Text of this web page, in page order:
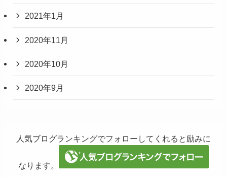
2021年1月
2020年11月
2020年10月
2020年9月
人気ブログランキングでフォローしてくれると励みに
なります。